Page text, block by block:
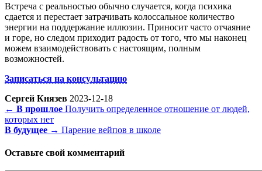
Встреча с реальностью обычно случается, когда психика
сдается и перестает затрачивать колоссальное количество
энергии на поддержание иллюзии. Приносит часто отчаяние
и горе, но следом приходит радость от того, что мы наконец
можем взаимодействовать с настоящим, полным
возможностей.
Записаться на консультацию
Сергей Князев 2023-12-18
← В прошлое Получить определенное отношение от людей,
которых нет
В будущее → Парение вейпов в школе
Оставьте свой комментарий